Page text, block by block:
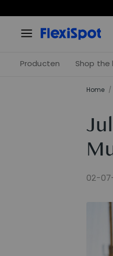
Producten Shop the
Home /
02-